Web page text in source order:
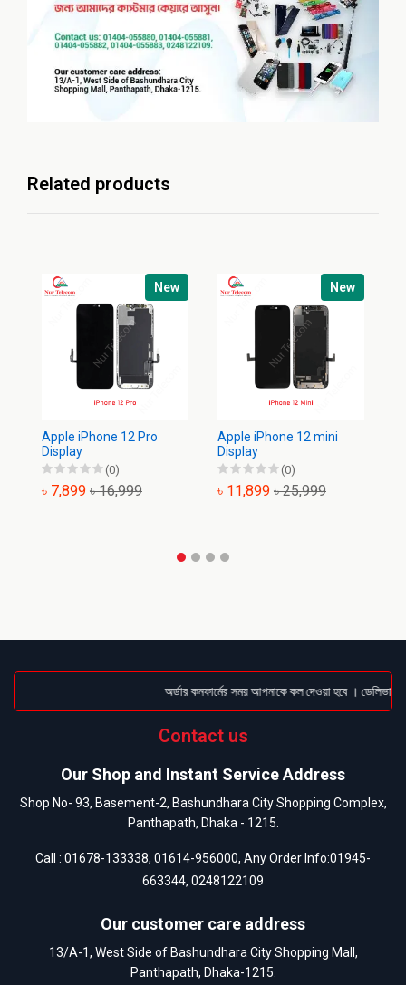
Related products
New
Apple iPhone 12 Pro
Display
(0)
৳ 7,899 ৳ 16,999
New
Apple iPhone 12 mini
Display
(0)
৳ 11,899 ৳ 25,999
অর্ডার কনফার্মের সময় আপনাকে কল দেওয়া হবে ।
Contact us
Our Shop and Instant Service Address
Shop No- 93, Basement-2, Bashundhara City Shopping Complex,
Panthapath, Dhaka - 1215.
Call : 01678-133338, 01614-956000, Any Order Info:01945-
663344, 0248122109
Our customer care address
13/A-1, West Side of Bashundhara City Shopping Mall,
Panthapath, Dhaka-1215.